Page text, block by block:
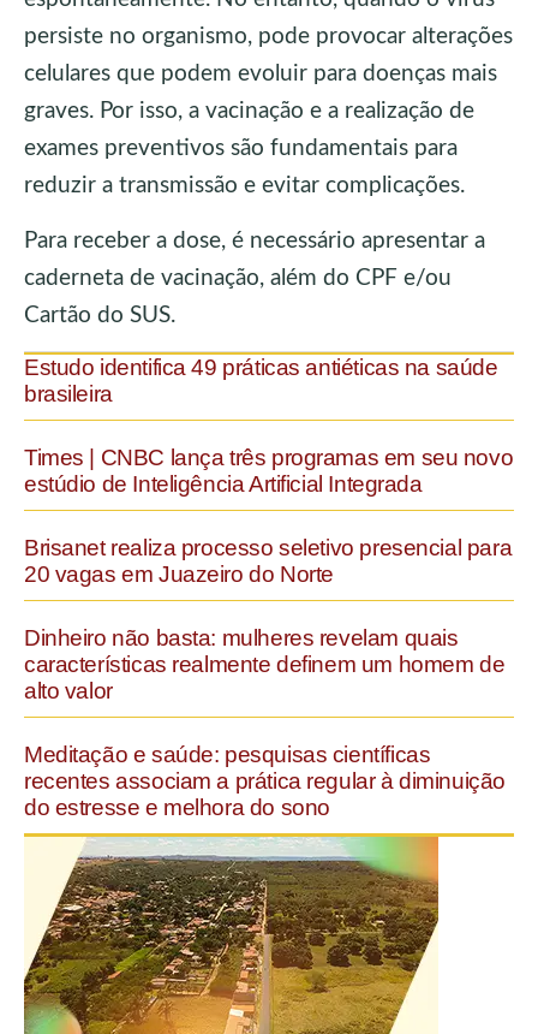
persiste no organismo, pode provocar alterações
celulares que podem evoluir para doenças mais
graves. Por isso, a vacinação e a realização de
exames preventivos são fundamentais para
reduzir a transmissão e evitar complicações.
Para receber a dose, é necessário apresentar a
caderneta de vacinação, além do CPF e/ou
Cartão do SUS.
Estudo identifica 49 práticas antiéticas na saúde
brasileira
Times | CNBC lança três programas em seu novo
estúdio de Inteligência Artificial Integrada
Brisanet realiza processo seletivo presencial para
20 vagas em Juazeiro do Norte
Dinheiro não basta: mulheres revelam quais
características realmente definem um homem de
alto valor
Meditação e saúde: pesquisas científicas
recentes associam a prática regular à diminuição
do estresse e melhora do sono